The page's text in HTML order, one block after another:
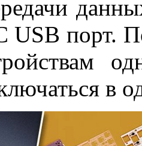
USB порт.
в